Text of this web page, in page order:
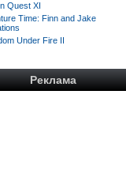
Quest XI
Time: Finn and Jake
Under Fire II
Реклама